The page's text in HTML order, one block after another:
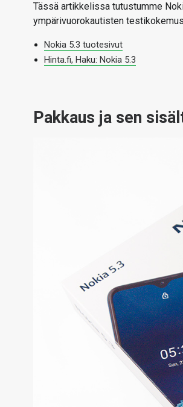
Tässä artikkelissa tutustumme
ympärivuorokautisten
Nokia 5.3 tuotesivut
Hinta.fi, Haku: Nokia 5.3
Pakkaus ja sen